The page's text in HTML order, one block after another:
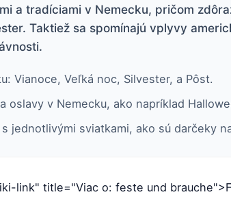
a tradíciami v Nemecku, pričom
Taktiež sa spomínajú vplyvy
Vianoce, Veľká noc, Silvester, a Pôst.
oslavy v Nemecku, ako napríklad
jednotlivými sviatkami, ako sú darčeky
link" title="Viac o: feste und